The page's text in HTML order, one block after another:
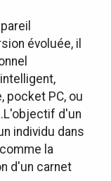
évoluée, il
pocket PC, ou
d'un
individu dans
la
d'un carnet